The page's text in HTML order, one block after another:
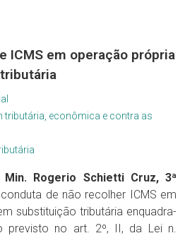
ICMS em operação própria
tributária, econômica e contra as
Min. Rogerio Schietti Cruz, 3ª
de não recolher ICMS em
substituição tributária enquadra-
previsto no art. 2º, II, da Lei n.